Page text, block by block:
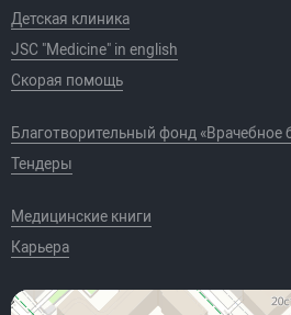
Детская клиника
JSC "Medicine" in english
Скорая помощь
Благотворительный фонд «Врачебное
Тендеры
Медицинские книги
Карьера